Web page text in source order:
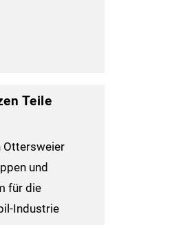
Teile
Ottersweier
und
für die
Industrie